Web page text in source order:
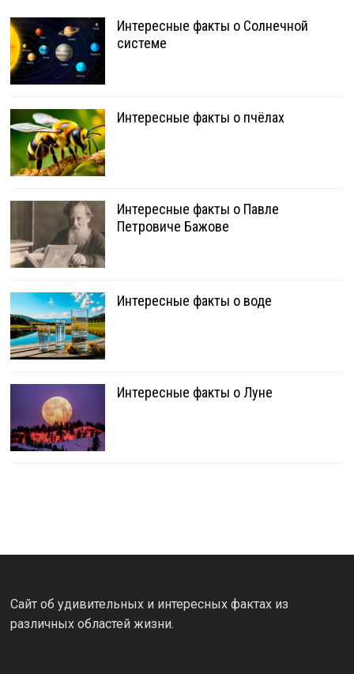
Интересные факты о Солнечной
системе
Интересные факты о пчёлах
Интересные факты о Павле
Петровиче Бажове
Интересные факты о воде
Интересные факты о Луне
Сайт об удивительных и интересных фактах из
различных областей жизни.